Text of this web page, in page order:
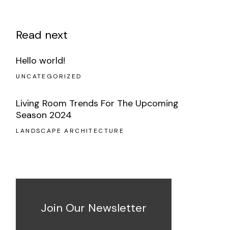
Read next
Hello world!
UNCATEGORIZED
Living Room Trends For The Upcoming
Season 2024
LANDSCAPE ARCHITECTURE
Join Our Newsletter